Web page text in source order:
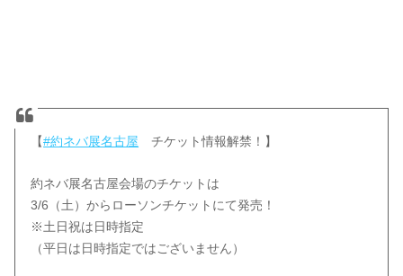
【#約ネバ展名古屋 チケット情報解禁！】
約ネバ展名古屋会場のチケットは
3/6（土）からローソンチケットにて発売！
※土日祝は日時指定
（平日は日時指定ではございません）